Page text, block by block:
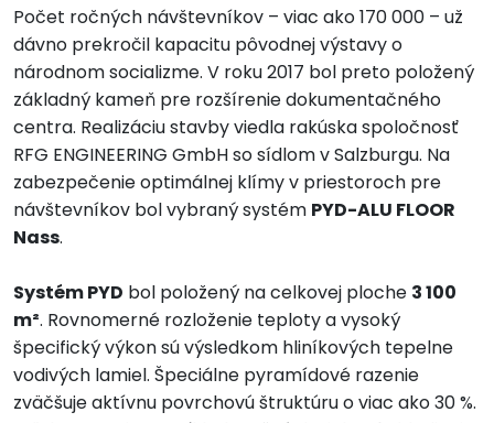
Počet ročných návštevníkov – viac ako 170 000 – už
dávno prekročil kapacitu pôvodnej výstavy o
národnom socializme. V roku 2017 bol preto položený
základný kameň pre rozšírenie dokumentačného
centra. Realizáciu stavby viedla rakúska spoločnosť
RFG ENGINEERING GmbH so sídlom v Salzburgu. Na
zabezpečenie optimálnej klímy v priestoroch pre
návštevníkov bol vybraný systém PYD-ALU FLOOR
Nass.
Systém PYD bol položený na celkovej ploche 3 100
m². Rovnomerné rozloženie teploty a vysoký
špecifický výkon sú výsledkom hliníkových tepelne
vodivých lamiel. Špeciálne pyramídové razenie
zväčšuje aktívnu povrchovú štruktúru o viac ako 30 %.